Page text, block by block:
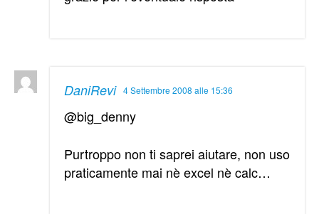
DaniRevi 4 Settembre 2008 alle 15:36
@big_denny
Purtroppo non ti saprei aiutare, non uso
praticamente mai nè excel nè calc…